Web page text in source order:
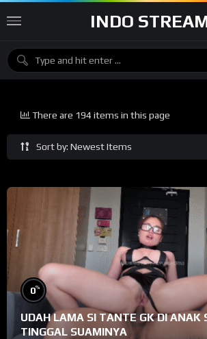
INDO
Sort by: Newest Items
There are 194 items in this page
0%
UDAH LAMA SI TANTE GK DI ANAK
TINGGAL SUAMINYA